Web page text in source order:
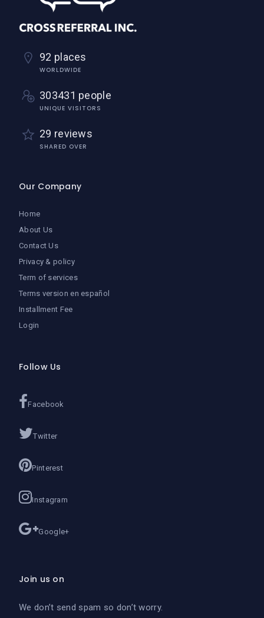
92 places
WORLDWIDE
303431 people
UNIQUE VISITORS
29 reviews
SHARED OVER
Our Company
Home
About Us
Contact Us
Privacy & policy
Term of services
Terms version en español
Installment Fee
Login
Follow Us
Facebook
Twitter
Pinterest
Instagram
Google+
Join us on
We don’t send spam so don’t worry.